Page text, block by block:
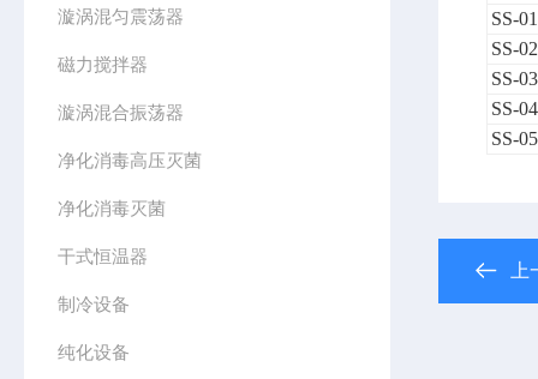
漩涡混匀震荡器
磁力搅拌器
漩涡混合振荡器
净化消毒高压灭菌
净化消毒灭菌
干式恒温器
制冷设备
纯化设备
SS-
SS-
SS-
SS-
SS-